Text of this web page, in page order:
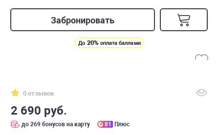
Забронировать
До 20% оплата баллами
0 отзывов
2 690 руб.
до 269 бонусов на карту 81 Плюс